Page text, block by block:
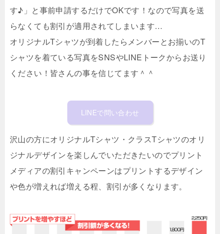
す♪」と事前申請するだけでOKです！なので写真を送
らなくても割引が適用されてしまいます…
オリジナルTシャツが到着したらメンバーとお揃いのT
シャツを着ている写真をSNSやLINEトークからお送り
ください！皆さんの事を信じてます＾＾
LINEで問い合わせ
沢山の方にオリジナルTシャツ・クラスTシャツのオリ
ジナルデザインを楽しんでいただきたいのでプリント
メディアの割引キャンペーンはプリントするデザイン
や色が増えれば増える程、割引が多くなります。